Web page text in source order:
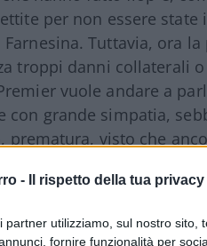
- Il rispetto della tua
partner utilizziamo, sul nostro sito,
fornire funzionalità per
per non essere state
Tuttavia, ora
troppi danni collaterali
vuole andare a
con grande simpatia,
prematura, visto che